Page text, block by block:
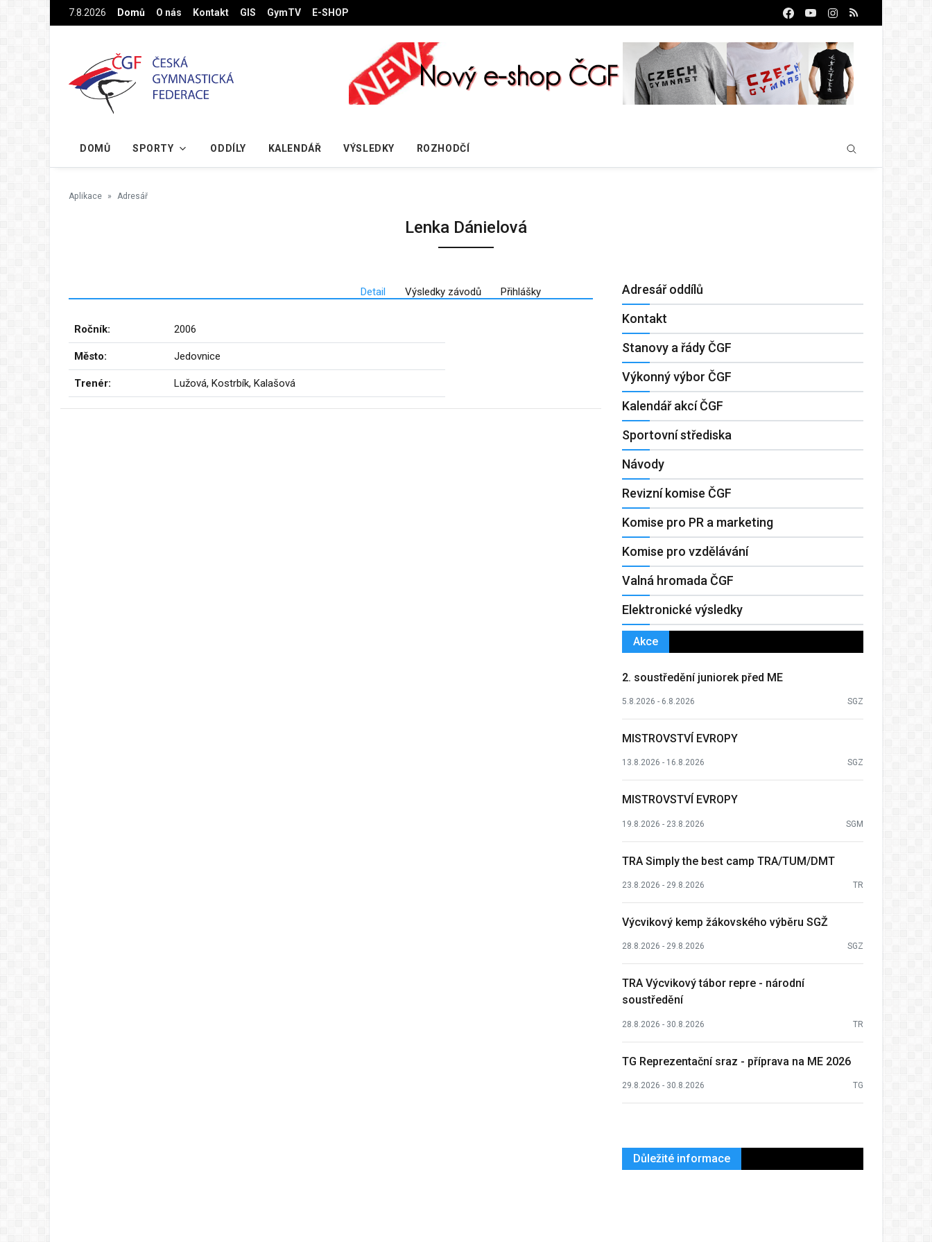
Na hlavní obsah7.8.2026 Domů O nás Kontakt GIS GymTV E-SHOP
DOMŮ SPORTY ODDÍLY KALENDÁŘ VÝSLEDKY ROZHODČÍ
Aplikace Adresář
Lenka Dánielová
Detail Výsledky závodů Přihlášky
Ročník: 2006
Město: Jedovnice
Trenér: Lužová, Kostrbík, Kalašová
Adresář oddílů
Kontakt
Stanovy a řády ČGF
Výkonný výbor ČGF
Kalendář akcí ČGF
Sportovní střediska
Návody
Revizní komise ČGF
Komise pro PR a marketing
Komise pro vzdělávání
Valná hromada ČGF
Elektronické výsledky
Akce
2. soustředění juniorek před ME
5.8.2026 - 6.8.2026 SGZ
MISTROVSTVÍ EVROPY
13.8.2026 - 16.8.2026 SGZ
MISTROVSTVÍ EVROPY
19.8.2026 - 23.8.2026 SGM
TRA Simply the best camp TRA/TUM/DMT
23.8.2026 - 29.8.2026 TR
Výcvikový kemp žákovského výběru SGŽ
28.8.2026 - 29.8.2026 SGZ
TRA Výcvikový tábor repre - národní
soustředění
28.8.2026 - 30.8.2026 TR
TG Reprezentační sraz - příprava na ME 2026
29.8.2026 - 30.8.2026 TG
Důležité informace